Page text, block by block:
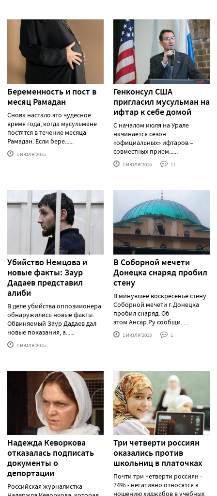
Беременность и пост в
месяц Рамадан
Снова настало это чудесное
время года, когда мусульмане
постятся в течение месяца
Рамадан. Если бере......
1 ИЮЛЯ'2015
Генконсул США
пригласил мусульман на
ифтар к себе домой
С началом июля на Урале
начинается сезон
«официальных» ифтаров –
совместных прием......
1 ИЮЛЯ'2015 11
Убийство Немцова и
новые факты: Заур
Дадаев представил
алиби
В деле убийства оппозиионера
обнаружились новые факты.
Обвиняемый Заур Дадаев дал
новые показания, а......
1 ИЮЛЯ'2015
В Соборной мечети
Донецка снаряд пробил
стену
В минувшее воскресенье стену
Соборной мечети г.Донецка
пробил снаряд. Об
этом Ансар.Ру сообщи......
1 ИЮЛЯ'2015 1
Надежда Кеворкова
отказалась подписать
документы о
депортации
Российская журналистка
Три четверти россиян
оказались против
школьниц в платочках
Почти три четверти россиян -
74% - негативно относятся к
ношению хиджабов в учебных